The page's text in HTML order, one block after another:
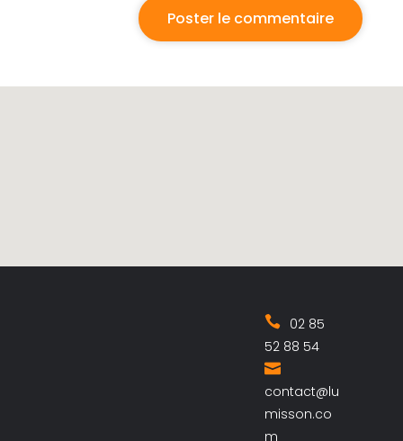
02 85
52 88 54
contact@lu
misson.co
m